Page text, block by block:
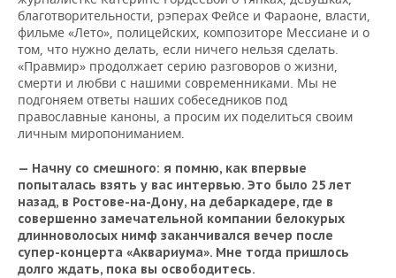
ОТКРЫТАЯ ЛЕКЦИЯ
БАСКЕТБОЛ
ВОЛЕЙБОЛ
КИБЕРСПОРТ
ФИГУРНОЕ КАТАНИЕ
ВОДНЫЕ ВИДЫ СПОРТА
ХОККЕЙ С МЯЧОМ
ИНФРАСТРУКТУРА
ИСТОРИЯ
КУЛЬТУРА
МЕДИЦИНА
ОБРАЗОВАНИЕ
ПРОИСШЕСТВИЯ
СПРАВОЧНИК
СПИСОК ПЕРСОН
СПИСОК КОМПАНИЙ
ПОЛНАЯ ВЕРСИЯ
благотворительности, рэперах Фейсе и Фараоне, власти,
фильме «Лето», полицейских, композиторе Мессиане и о
том, что нужно делать, если ничего нельзя сделать.
«Правмир» продолжает серию разговоров о жизни,
смерти и любви с нашими современниками. Мы не
подгоняем ответы наших собеседников под
православные каноны, а просим их поделиться своим
личным миропониманием.
— Начну со смешного: я помню, как впервые
попыталась взять у вас интервью. Это было 25 лет
назад, в Ростове-на-Дону, на дебаркадере, где в
совершенно замечательной компании белокурых
длинноволосых нимф заканчивался вечер после
супер-концерта «Аквариума». Мне тогда пришлось
долго ждать, пока вы освободитесь.